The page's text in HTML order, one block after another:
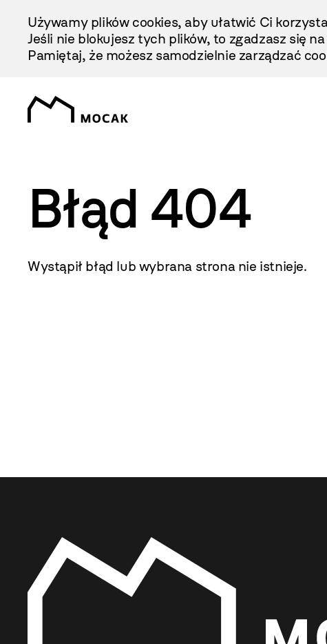
Treści
Używamy plików cookies, aby ułatwić Ci
Jeśli nie blokujesz tych plików, to zgadzasz się
Pamiętaj, że możesz samodzielnie zarządzać
Błąd 404
Wystąpił błąd lub wybrana strona nie istnieje.